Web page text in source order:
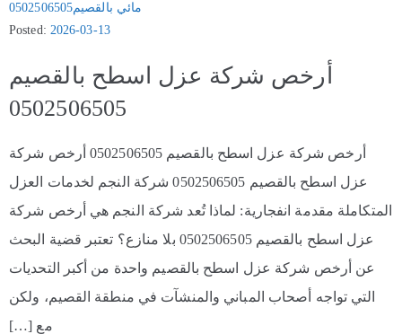
مائي بالقصيم0502506505
Posted: 2026-03-13
أرخص شركة عزل اسطح بالقصيم
0502506505
أرخص شركة عزل اسطح بالقصيم 0502506505 أرخص شركة
عزل اسطح بالقصيم 0502506505 شركة النجم لخدمات العزل
المتكاملة مقدمة انفجارية: لماذا تُعد شركة النجم هي أرخص شركة
عزل اسطح بالقصيم 0502506505 بلا منازع؟ تعتبر قضية البحث
عن أرخص شركة عزل اسطح بالقصيم واحدة من أكبر التحديات
التي تواجه أصحاب المباني والمنشآت في منطقة القصيم، ولكن
مع […]